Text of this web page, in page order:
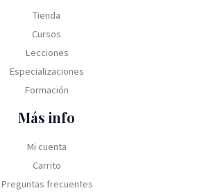
Tienda
Cursos
Lecciones
Especializaciones
Formación
Más info
Mi cuenta
Carrito
Preguntas frecuentes